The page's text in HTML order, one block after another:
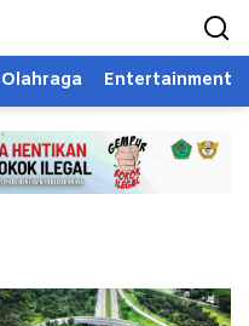
Olahraga Entertainment